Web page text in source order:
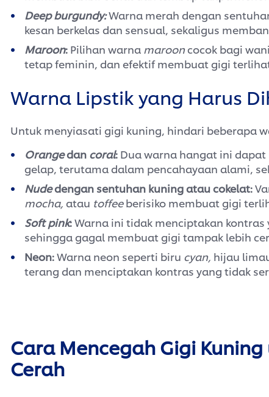
Deep burgundy:Warna merah dengan
kesan berkelas dan sensual, sekaligus
Maroon: Pilihan warna marooncocok bagi
tetap feminin, dan efektif membuat gigi
Warna Lipstik yang Harus
Untuk menyiasati gigi kuning, hindari beberapa
Orangedan coral: Dua warna hangat ini
gelap, terutama dalam pencahayaan alami,
Nudedengan sentuhan kuning atau cokelat:
mocha, atau toffeeberisiko membuat gigi
Soft pink:Warna ini tidak menciptakan
sehingga gagal membuat gigi tampak lebih
Neon:Warna neon seperti biru cyan, hijau
terang dan menciptakan kontras yang tidak
Cara Mencegah Gigi
Cerah